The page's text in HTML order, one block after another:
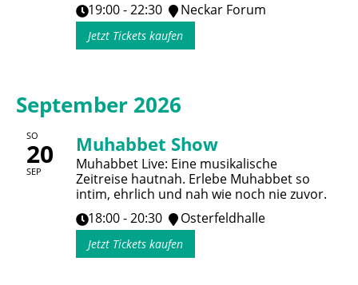
19:00 - 22:30
Neckar Forum
Jetzt Tickets kaufen
September 2026
SO
20
SEP
Muhabbet Show
Muhabbet Live: Eine musikalische
Zeitreise hautnah. Erlebe Muhabbet so
intim, ehrlich und nah wie noch nie zuvor.
18:00 - 20:30
Osterfeldhalle
Jetzt Tickets kaufen